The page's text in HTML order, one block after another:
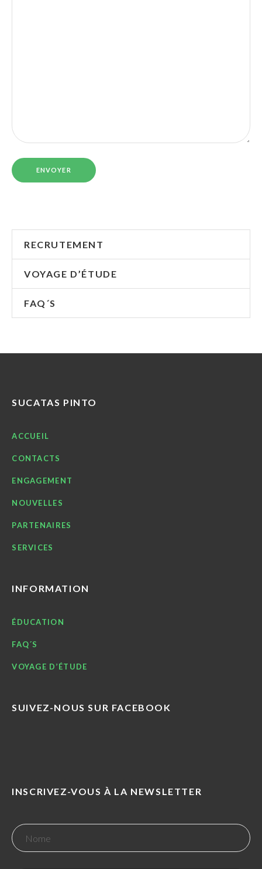
RECRUTEMENT
VOYAGE D’ÉTUDE
FAQ´S
SUCATAS PINTO
ACCUEIL
CONTACTS
ENGAGEMENT
NOUVELLES
PARTENAIRES
SERVICES
INFORMATION
ÉDUCATION
FAQ´S
VOYAGE D’ÉTUDE
SUIVEZ-NOUS SUR FACEBOOK
INSCRIVEZ-VOUS À LA NEWSLETTER